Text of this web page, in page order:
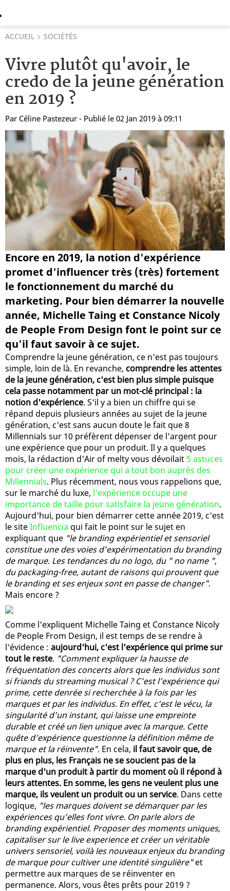
ACCUEIL SOCIÉTÉS
Vivre plutôt qu'avoir, le
credo de la jeune génération
en 2019 ?
Par Céline Pastezeur - Publié le 02 Jan 2019 à 09:11
Encore en 2019, la notion d'expérience
promet d'influencer très (très) fortement
le fonctionnement du marché du
marketing. Pour bien démarrer la nouvelle
année, Michelle Taing et Constance Nicoly
de People From Design font le point sur ce
qu'il faut savoir à ce sujet.
Comprendre la jeune génération, ce n'est pas toujours
simple, loin de là. En revanche, comprendre les attentes
de la jeune génération, c'est bien plus simple puisque
cela passe notamment par un mot-clé principal : la
notion d'expérience. S'il y a bien un chiffre qui se
répand depuis plusieurs années au sujet de la jeune
génération, c'est sans aucun doute le fait que 8
Millennials sur 10 préfèrent dépenser de l'argent pour
une expérience que pour un produit. Il y a quelques
mois, la rédaction d'Air of melty vous dévoilait 5 astuces
pour créer une expérience qui a tout bon auprès des
Millennials. Plus récemment, nous vous rappelions que,
sur le marché du luxe, l'expérience occupe une
importance de taille pour satisfaire la jeune génération.
Aujourd'hui, pour bien démarrer cette année 2019, c'est
le siteInfluencia qui fait le point sur le sujet en
expliquant que "le branding expérientiel et sensoriel
constitue une des voies d’expérimentation du branding
de marque. Les tendances du no logo, du " no name ",
du packaging-free, autant de raisons qui prouvent que
le branding et ses enjeux sont en passe de changer".
Mais encore ?
Comme l'expliquent Michelle Taing et Constance Nicoly
de People From Design, il est temps de se rendre à
l'évidence : aujourd'hui, c'est l'expérience qui prime sur
tout le reste. "Comment expliquer la hausse de
fréquentation des concerts alors que les individus sont
si friands du streaming musical ? C’est l’expérience qui
prime, cette denrée si recherchée à la fois par les
marques et par les individus. En effet, c’est le vécu, la
singularité d’un instant, qui laisse une empreinte
durable et créé un lien unique avec la marque. Cette
quête d’expérience questionne la définition même de
marque et la réinvente". En cela, il faut savoir que, de
plus en plus, les Français ne se soucient pas de la
marque d'un produit à partir du moment où il répond à
leurs attentes. En somme, les gens ne veulent plus une
marque, ils veulent un produit ou un service. Dans cette
logique, "les marques doivent se démarquer par les
expériences qu’elles font vivre. On parle alors de
branding expérientiel. Proposer des moments uniques,
capitaliser sur le live experience et créer un véritable
univers sensoriel, voilà les nouveaux enjeux du branding
de marque pour cultiver une identité singulière"et
permettre aux marques de se réinventer en
permanence. Alors, vous êtes prêts pour 2019 ?